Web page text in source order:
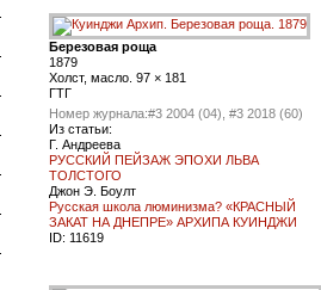
Березовая роща
1879
Холст, масло. 97 × 181
ГТГ
Номер журнала:#3 2004 (04), #3 2018 (60)
Из статьи:
Г. Андреева
РУССКИЙ ПЕЙЗАЖ ЭПОХИ ЛЬВА
ТОЛСТОГО
Джон Э. Боулт
Русская школа люминизма? «КРАСНЫЙ
ЗАКАТ НА ДНЕПРЕ» АРХИПА КУИНДЖИ
ID: 11619